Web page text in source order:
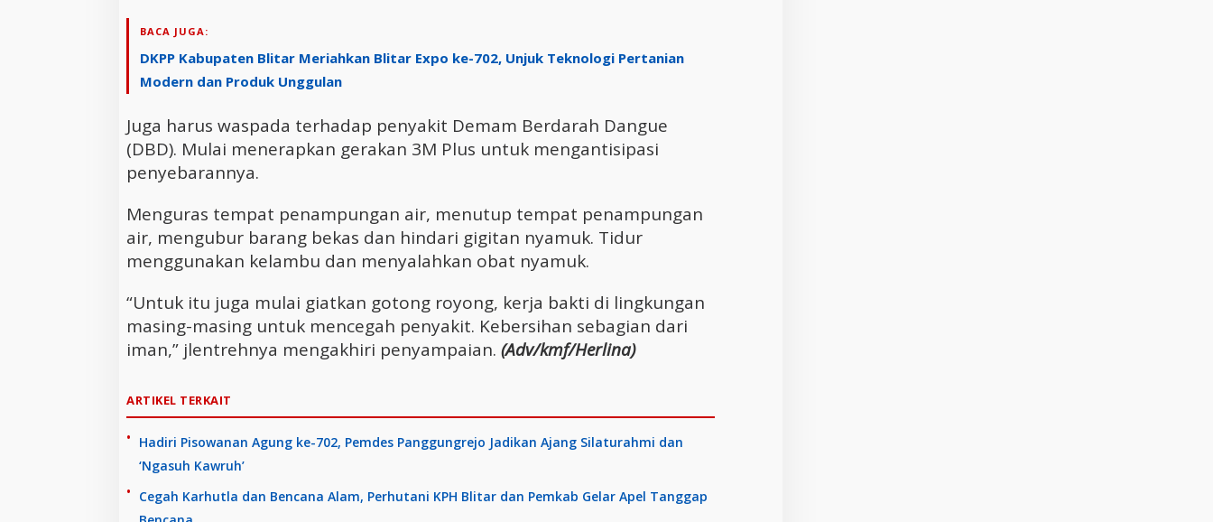
BACA JUGA:
DKPP Kabupaten Blitar Meriahkan Blitar Expo ke-702, Unjuk Teknologi Pertanian
Modern dan Produk Unggulan
Juga harus waspada terhadap penyakit Demam Berdarah Dangue
(DBD). Mulai menerapkan gerakan 3M Plus untuk mengantisipasi
penyebarannya.
Menguras tempat penampungan air, menutup tempat penampungan
air, mengubur barang bekas dan hindari gigitan nyamuk. Tidur
menggunakan kelambu dan menyalahkan obat nyamuk.
“Untuk itu juga mulai giatkan gotong royong, kerja bakti di lingkungan
masing-masing untuk mencegah penyakit. Kebersihan sebagian dari
iman,” jlentrehnya mengakhiri penyampaian. (Adv/kmf/Herlina)
ARTIKEL TERKAIT
Hadiri Pisowanan Agung ke-702, Pemdes Panggungrejo Jadikan Ajang Silaturahmi dan
‘Ngasuh Kawruh’
Cegah Karhutla dan Bencana Alam, Perhutani KPH Blitar dan Pemkab Gelar Apel Tanggap